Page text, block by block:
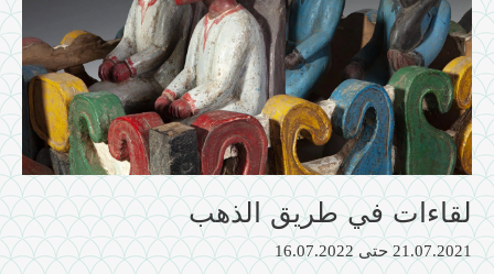
لقاءات في طريق الذهب
21.07.2021حتى16.07.2022